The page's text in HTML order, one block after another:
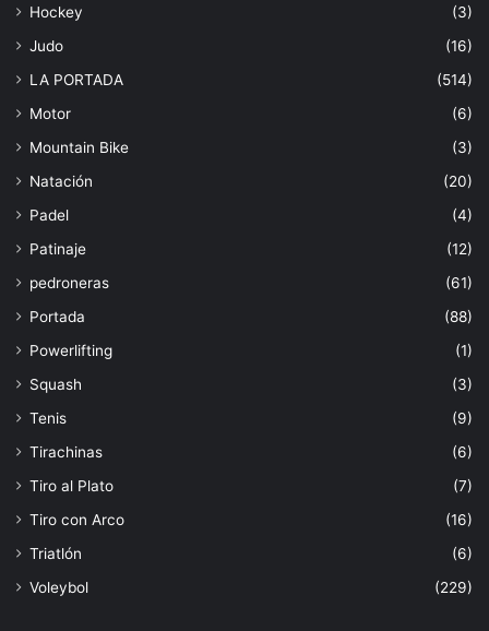
Hockey
(3)
Judo
(16)
LA PORTADA
(514)
Motor
(6)
Mountain Bike
(3)
Natación
(20)
Padel
(4)
Patinaje
(12)
pedroneras
(61)
Portada
(88)
Powerlifting
(1)
Squash
(3)
Tenis
(9)
Tirachinas
(6)
Tiro al Plato
(7)
Tiro con Arco
(16)
Triatlón
(6)
Voleybol
(229)